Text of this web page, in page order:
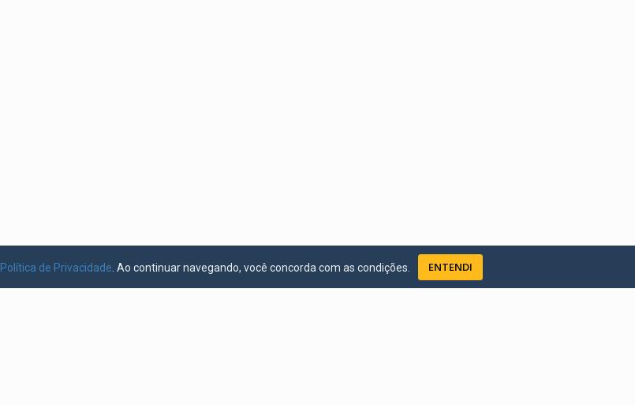
Política de Privacidade . Ao continuar navegando, você concorda com as condições. ENTENDI